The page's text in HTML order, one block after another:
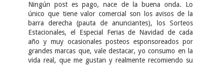
Ningún post es pago, nace de la buena onda. Lo
único que tiene valor comercial son los avisos de la
barra derecha (pauta de anunciantes), los Sorteos
Estacionales, el Especial Ferias de Navidad de cada
año y muy ocasionales posteos esponsoreados por
grandes marcas que, vale destacar, yo consumo en la
vida real, que me gustan y realmente recomiendo su